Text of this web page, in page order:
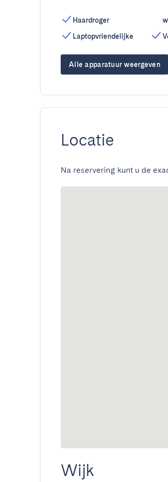
Haardroger
Laptopvriendelijke
Alle apparatuur weergeven
Locatie
Na reservering kunt u de
Wijk